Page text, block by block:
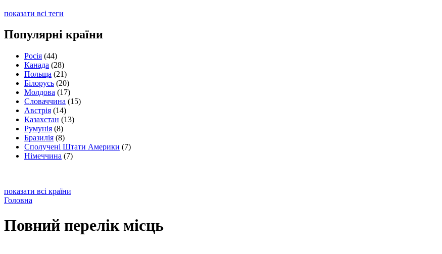
показати всі теги
Популярні країни
Росія (44)
Канада (28)
Польща (21)
Білорусь (20)
Молдова (17)
Словаччина (15)
Австрія (14)
Казахстан (13)
Румунія (8)
Бразилія (8)
Сполучені Штати Америки (7)
Німеччина (7)
показати всі країни
Головна
Повний перелік місць